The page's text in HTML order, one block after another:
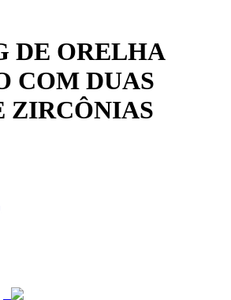
DE ORELHA
COM DUAS
ZIRCÔNIAS